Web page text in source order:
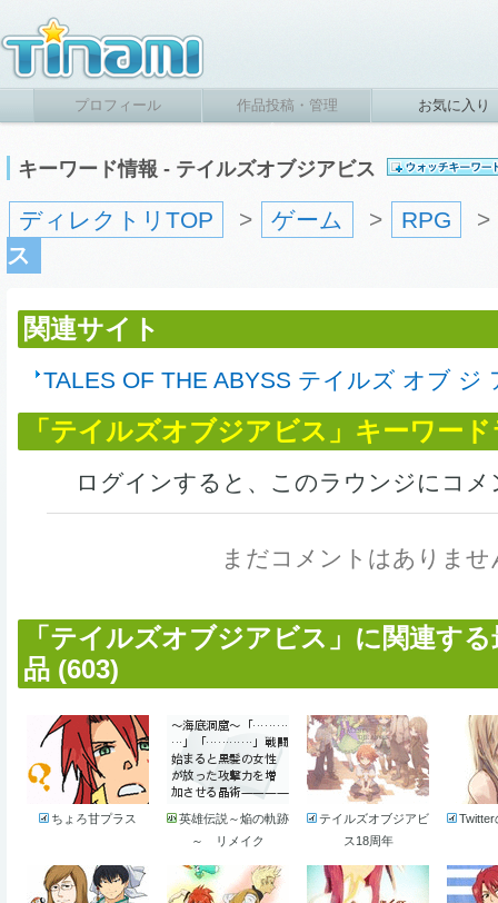
プロフィール 作品投稿・管理 お気に入り
キーワード情報 - テイルズオブジアビス
ディレクトリTOP > ゲーム > RPG
>
ス
関連サイト
TALES OF THE ABYSS テイルズ オブ ジ
「テイルズオブジアビス」キーワー
ログインすると、このラウンジにコ
まだコメントはありませ
「テイルズオブジアビス」に関連す
品 (603)
ちょろ甘プラス
英雄伝説～焔の軌跡
～ リメイク
テイルズオブジアビ
ス18周年